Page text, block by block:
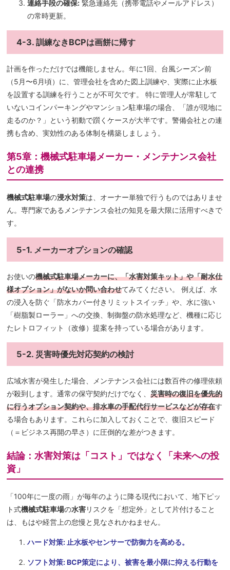
連絡手段の確保: 緊急連絡先（携帯電話やメールアドレス）
の常時更新。
4-3. 訓練なきBCPは画餅に帰す
計画を作っただけでは機能しません。年に1回、台風シーズン前
（5月〜6月頃）に、管理会社を含めた図上訓練や、実際に止水板
を設置する訓練を行うことが不可欠です。 特に管理人が常駐して
いないコインパーキングやマンション駐車場の場合、「誰が現地に
走るのか？」という初動で躓くケースが大半です。警備会社との連
携も含め、実効性のある体制を構築しましょう。
第5章：機械式駐車場メーカー・メンテナンス会社
との連携
機械式駐車場の浸水対策は、オーナー単独で行うものではありませ
ん。専門家であるメンテナンス会社の知見を最大限に活用すべきで
す。
5-1. メーカーオプションの確認
お使いの機械式駐車場メーカーに、「水害対策キット」や「耐水仕
様オプション」がないか問い合わせてみてください。 例えば、水
の浸入を防ぐ「防水カバー付きリミットスイッチ」や、水に強い
「樹脂製ローラー」への交換、制御盤の防水処理など、機種に応じ
たレトロフィット（改修）提案を持っている場合があります。
5-2. 災害時優先対応契約の検討
広域水害が発生した場合、メンテナンス会社には数百件の修理依頼
が殺到します。通常の保守契約だけでなく、災害時の復旧を優先的
に行うオプション契約や、排水車の手配代行サービスなどが存在す
る場合もあります。これらに加入しておくことで、復旧スピード
（＝ビジネス再開の早さ）に圧倒的な差がつきます。
結論：水害対策は「コスト」ではなく「未来への投
資」
「100年に一度の雨」が毎年のように降る現代において、地下ピッ
ト式機械式駐車場の水害リスクを「想定外」として片付けること
は、もはや経営上の怠慢と見なされかねません。
ハード対策: 止水板やセンサーで防御力を高める。
ソフト対策: BCP策定により、被害を最小限に抑える行動を